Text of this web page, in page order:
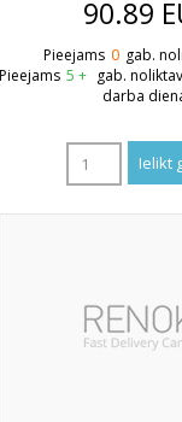
90.89
Pieejams 0 gab.
Pieejams 5 + gab.
darba